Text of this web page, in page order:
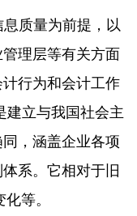
质量为前提，以
理层等有关方面
行为和会计工作
建立与我国社会主
，涵盖企业各项
系。它相对于旧
等。